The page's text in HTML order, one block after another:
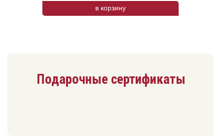
в корзину
Подарочные сертификаты